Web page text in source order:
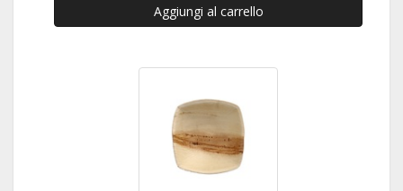
Aggiungi al carrello